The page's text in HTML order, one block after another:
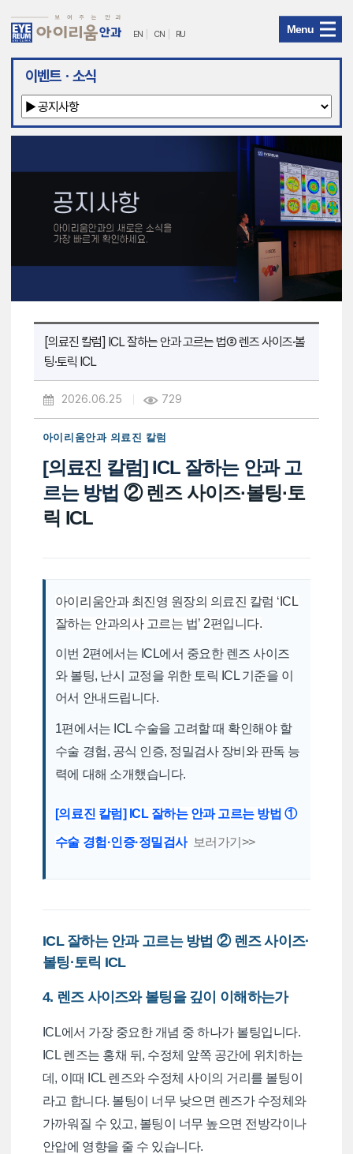
아
리
안
과
EN CN RU Menu
이벤트ㆍ소식
[의료진 칼럼] ICL 잘하는 안과 고르는 법② 렌즈 사이즈·볼
팅·토릭 ICL
2026.06.25 729
아이리움안과 의료진 칼럼
[의료진 칼럼] ICL 잘하는 안과 고
르는 방법 ② 렌즈 사이즈·볼팅·토
릭 ICL
아이리움안과 최진영 원장의 의료진 칼럼 ‘ICL
잘하는 안과의사 고르는 법’ 2편입니다.
이번 2편에서는 ICL에서 중요한 렌즈 사이즈
와 볼팅, 난시 교정을 위한 토릭 ICL 기준을 이
어서 안내드립니다.
1편에서는 ICL 수술을 고려할 때 확인해야 할
수술 경험, 공식 인증, 정밀검사 장비와 판독 능
력에 대해 소개했습니다.
[의료진 칼럼] ICL 잘하는 안과 고르는 방법 ①
수술 경험·인증·정밀검사 보러가기>>
ICL 잘하는 안과 고르는 방법 ② 렌즈 사이즈·
볼팅·토릭 ICL
4. 렌즈 사이즈와 볼팅을 깊이 이해하는가
ICL에서 가장 중요한 개념 중 하나가 볼팅입니다.
ICL 렌즈는 홍채 뒤, 수정체 앞쪽 공간에 위치하는
데, 이때 ICL 렌즈와 수정체 사이의 거리를 볼팅이
라고 합니다. 볼팅이 너무 낮으면 렌즈가 수정체와
가까워질 수 있고, 볼팅이 너무 높으면 전방각이나
안압에 영향을 줄 수 있습니다.